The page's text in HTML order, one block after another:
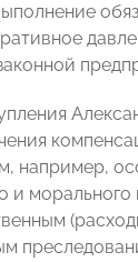
например,
и